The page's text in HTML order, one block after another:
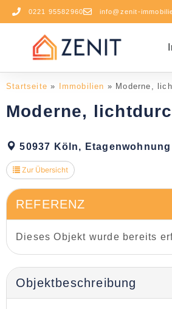
0221 95582960 info@zenit-
Startseite » Immobilien » Moderne,
Moderne,
50937 Köln,
Zur Übersicht
REFERENZ
Dieses Objekt wurde bereits
Objekt­beschreibung